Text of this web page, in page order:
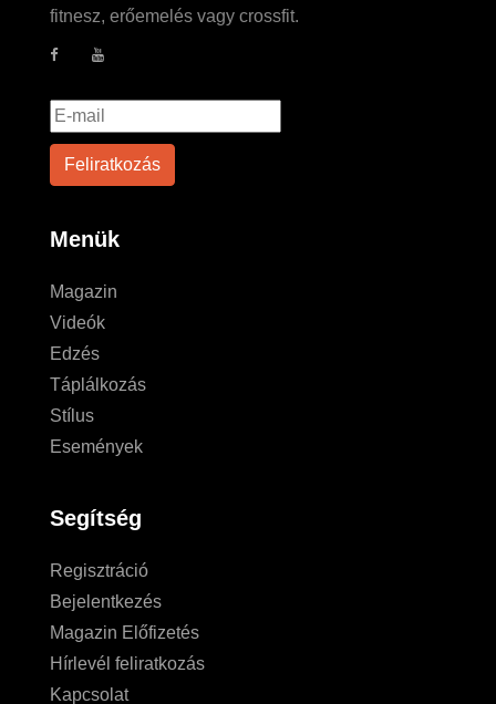
fitnesz, erőemelés vagy crossfit.
Menük
Magazin
Videók
Edzés
Táplálkozás
Stílus
Események
Segítség
Regisztráció
Bejelentkezés
Magazin Előfizetés
Hírlevél feliratkozás
Kapcsolat